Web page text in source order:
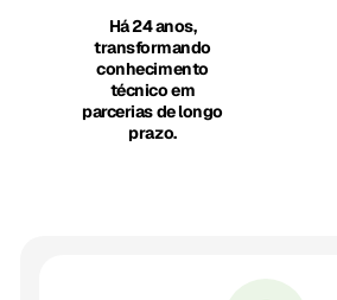
Há 24 anos,
transformando
conhecimento
técnico em
parcerias de longo
prazo.